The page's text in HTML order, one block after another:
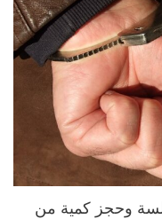
وحجز كمية من